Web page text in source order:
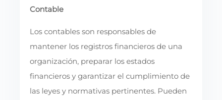
Contable
Los contables son responsables de
mantener los registros financieros de una
organización, preparar los estados
financieros y garantizar el cumplimiento de
las leyes y normativas pertinentes. Pueden